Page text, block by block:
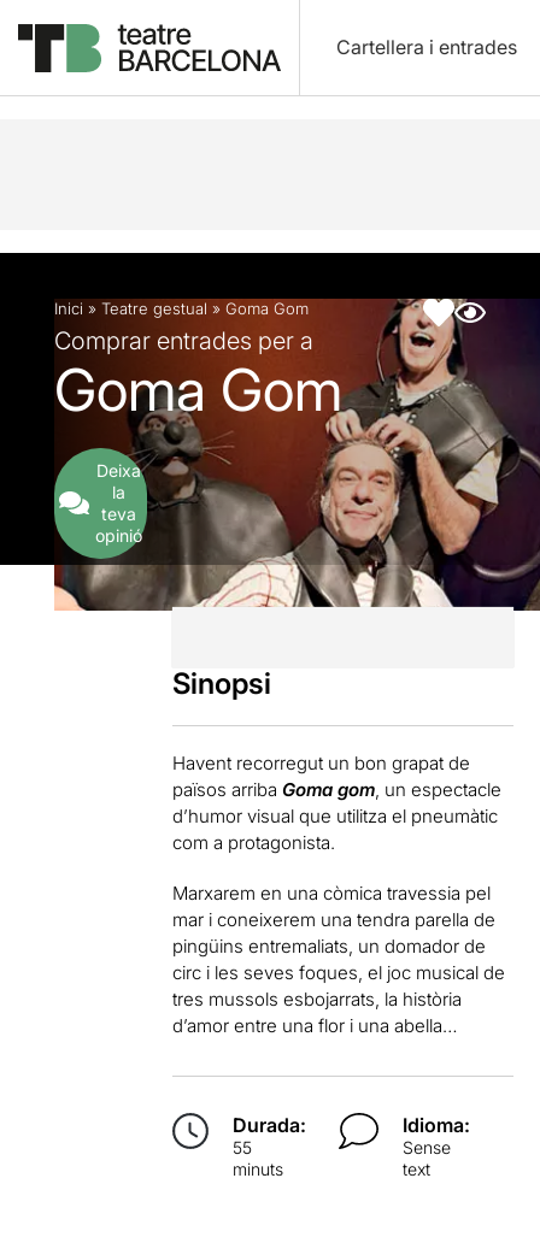
Cartellera i entrades
Descripció Fitxa artística
Inici » Teatre gestual » Goma Gom
Comprar entrades per a
Goma Gom
Deixa
la
teva
opinió
Sinopsi
Havent recorregut un bon grapat de
països arribaGoma gom , un espectacle
d’humor visual que utilitza el pneumàtic
com a protagonista.
Marxarem en una còmica travessia pel
mar i coneixerem una tendra parella de
pingüins entremaliats, un domador de
circ i les seves foques, el joc musical de
tres mussols esbojarrats, la història
d’amor entre una flor i una abella…
Durada:
55
minuts
Idioma:
Sense
text